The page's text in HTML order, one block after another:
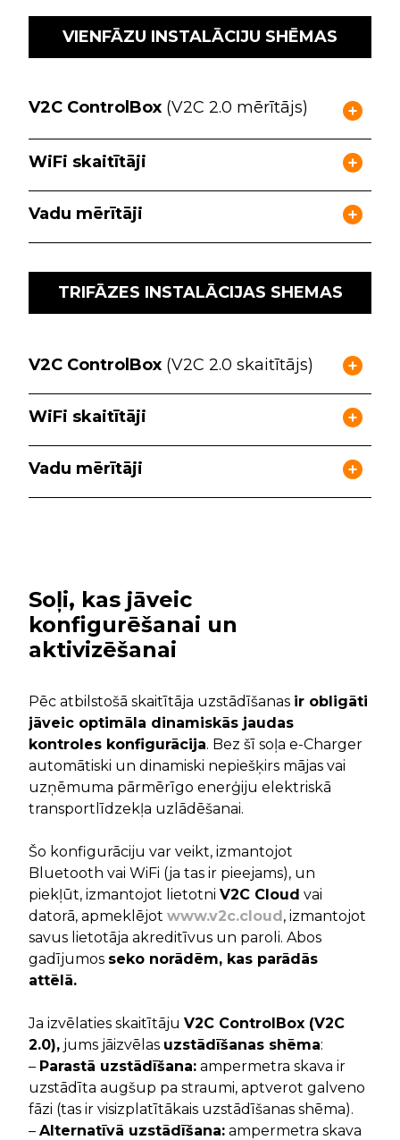
VIENFĀZU INSTALĀCIJU SHĒMAS
V2C ControlBox (V2C 2.0 mērītājs)
WiFi skaitītāji
Vadu mērītāji
TRIFĀZES INSTALĀCIJAS SHEMAS
V2C ControlBox (V2C 2.0 skaitītājs)
WiFi skaitītāji
Vadu mērītāji
Soļi, kas jāveic
konfigurēšanai un
aktivizēšanai
Pēc atbilstošā skaitītāja uzstādīšanas ir obligāti
jāveic optimāla dinamiskās jaudas
kontroles konfigurācija. Bez šī soļa e-Charger
automātiski un dinamiski nepiešķirs mājas vai
uzņēmuma pārmērīgo enerģiju elektriskā
transportlīdzekļa uzlādēšanai.
Šo konfigurāciju var veikt, izmantojot
Bluetooth vai WiFi (ja tas ir pieejams), un
piekļūt, izmantojot lietotni V2C Cloud vai
datorā, apmeklējot www.v2c.cloud, izmantojot
savus lietotāja akreditīvus un paroli. Abos
gadījumos seko norādēm, kas parādās
attēlā.
Ja izvēlaties skaitītāju V2C ControlBox (V2C
2.0), jums jāizvēlas uzstādīšanas shēma:
– Parastā uzstādīšana: ampermetra skava ir
uzstādīta augšup pa straumi, aptverot galveno
fāzi (tas ir visizplatītākais uzstādīšanas shēma).
– Alternatīvā uzstādīšana: ampermetra skava